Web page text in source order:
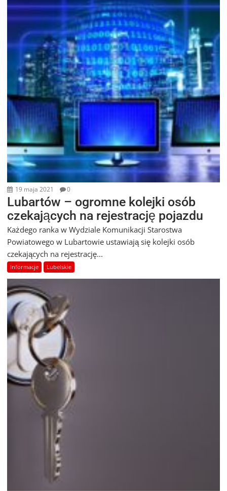
19 maja 2021 0
Lubartów – ogromne kolejki osób
czekających na rejestrację pojazdu
Każdego ranka w Wydziale Komunikacji Starostwa
Powiatowego w Lubartowie ustawiają się kolejki osób
czekających na rejestrację...
Informacje Lubelskie